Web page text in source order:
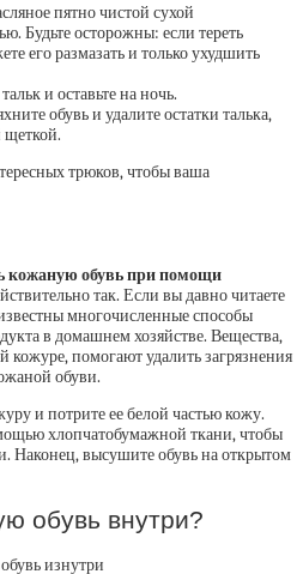
пятно чистой сухой
Будьте осторожны: если тереть
его размазать и только ухудшить
и оставьте на ночь.
обувь и удалите остатки талька,
трюков, чтобы ваша
кожаную обувь при помощи
так. Если вы давно читаете
многочисленные способы
в домашнем хозяйстве. Вещества,
кожуре, помогают удалить загрязнения
обуви.
и потрите ее белой частью кожу.
хлопчатобумажной ткани, чтобы
Наконец, высушите обувь на открытом
обувь внутри?